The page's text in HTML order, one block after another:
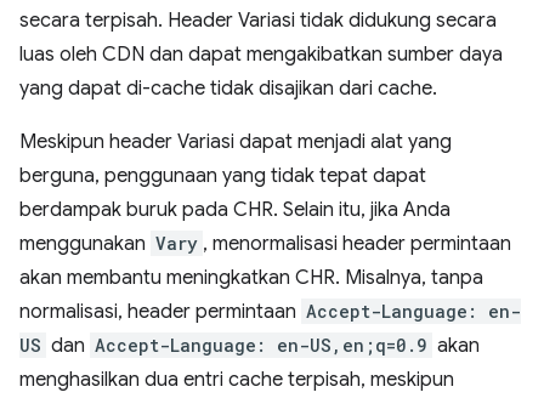
secara terpisah. Header Variasi tidak didukung secara
luas oleh CDN dan dapat mengakibatkan sumber daya
yang dapat di-cache tidak disajikan dari cache.
Meskipun header Variasi dapat menjadi alat yang
berguna, penggunaan yang tidak tepat dapat
berdampak buruk pada CHR. Selain itu, jika Anda
menggunakan Vary , menormalisasi header permintaan
akan membantu meningkatkan CHR. Misalnya, tanpa
normalisasi, header permintaan Accept-Language: en-
US dan Accept-Language: en-US,en;q=0.9 akan
menghasilkan dua entri cache terpisah, meskipun